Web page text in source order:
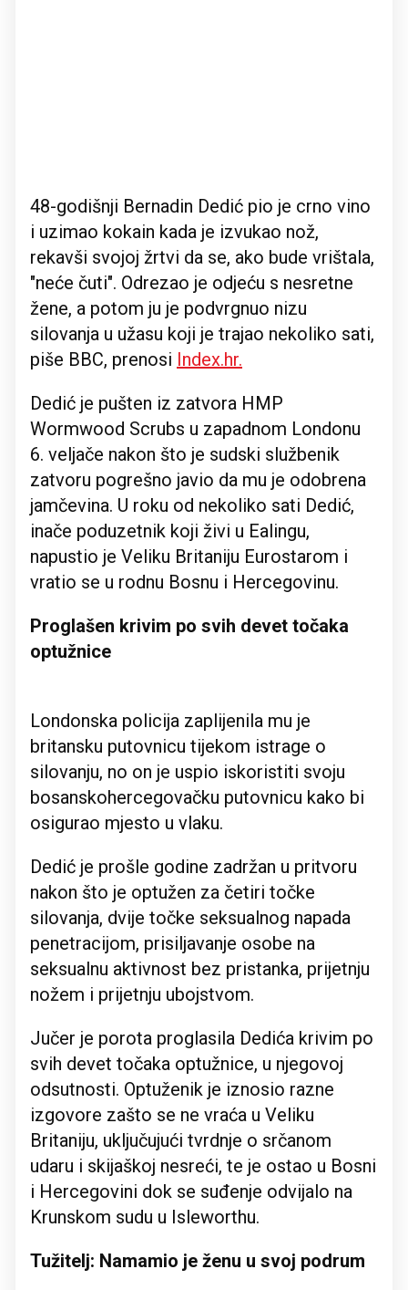
48-godišnji Bernadin Dedić pio je crno vino
i uzimao kokain kada je izvukao nož,
rekavši svojoj žrtvi da se, ako bude vrištala,
"neće čuti". Odrezao je odjeću s nesretne
žene, a potom ju je podvrgnuo nizu
silovanja u užasu koji je trajao nekoliko sati,
piše BBC, prenosi Index.hr.
Dedić je pušten iz zatvora HMP
Wormwood Scrubs u zapadnom Londonu
6. veljače nakon što je sudski službenik
zatvoru pogrešno javio da mu je odobrena
jamčevina. U roku od nekoliko sati Dedić,
inače poduzetnik koji živi u Ealingu,
napustio je Veliku Britaniju Eurostarom i
vratio se u rodnu Bosnu i Hercegovinu.
Proglašen krivim po svih devet točaka
optužnice
Londonska policija zaplijenila mu je
britansku putovnicu tijekom istrage o
silovanju, no on je uspio iskoristiti svoju
bosanskohercegovačku putovnicu kako bi
osigurao mjesto u vlaku.
Dedić je prošle godine zadržan u pritvoru
nakon što je optužen za četiri točke
silovanja, dvije točke seksualnog napada
penetracijom, prisiljavanje osobe na
seksualnu aktivnost bez pristanka, prijetnju
nožem i prijetnju ubojstvom.
Jučer je porota proglasila Dedića krivim po
svih devet točaka optužnice, u njegovoj
odsutnosti. Optuženik je iznosio razne
izgovore zašto se ne vraća u Veliku
Britaniju, uključujući tvrdnje o srčanom
udaru i skijaškoj nesreći, te je ostao u Bosni
i Hercegovini dok se suđenje odvijalo na
Krunskom sudu u Isleworthu.
Tužitelj: Namamio je ženu u svoj podrum